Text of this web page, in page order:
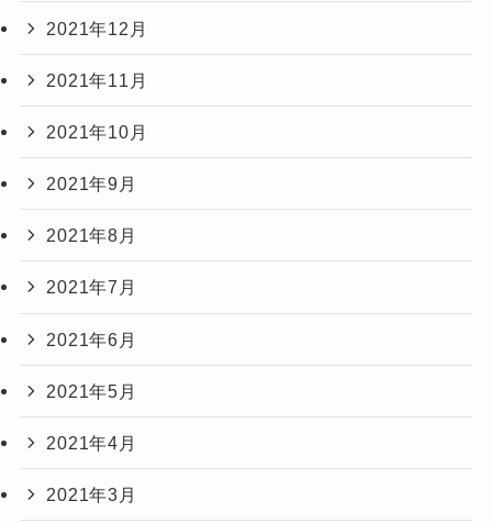
2021年12月
2021年11月
2021年10月
2021年9月
2021年8月
2021年7月
2021年6月
2021年5月
2021年4月
2021年3月